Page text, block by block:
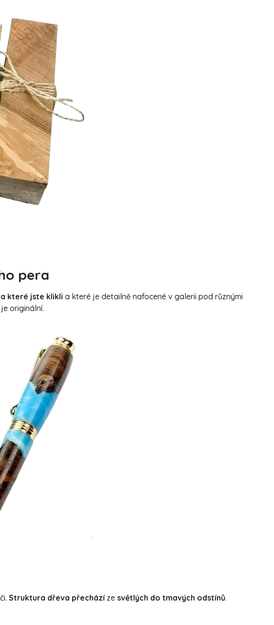
pera
které jste klikli a které je detailně nafocené v galerii pod různými
originální.
Struktura dřeva přecházíze světlých do tmavých odstínů.